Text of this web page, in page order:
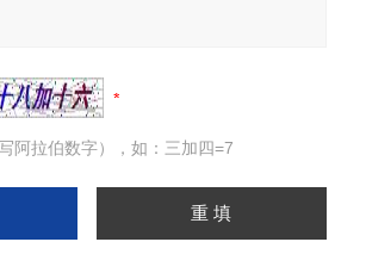
阿拉伯数字），如：三加四=7